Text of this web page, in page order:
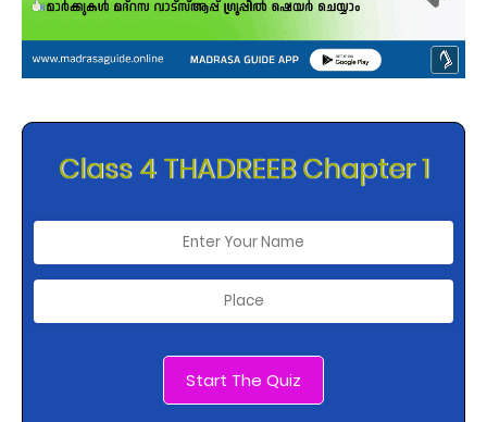
Class 4 THADREEB Chapter 1
Start The Quiz